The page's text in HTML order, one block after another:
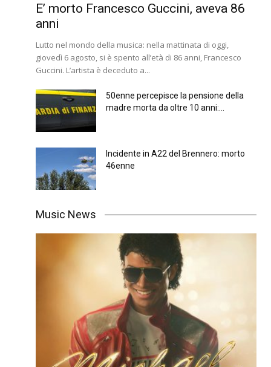
E’ morto Francesco Guccini, aveva 86
anni
Lutto nel mondo della musica: nella mattinata di oggi,
giovedì 6 agosto, si è spento all’età di 86 anni, Francesco
Guccini. L’artista è deceduto a...
50enne percepisce la pensione della
madre morta da oltre 10 anni:...
Incidente in A22 del Brennero: morto
46enne
Music News